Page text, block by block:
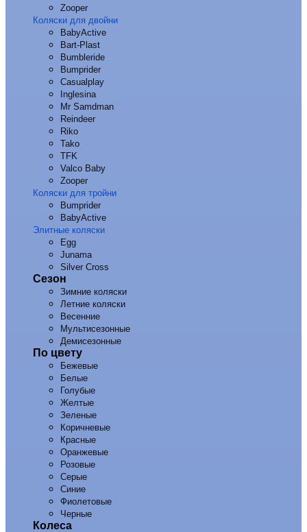
Zooper
Коляски для двойни
BabyActive
Bart-Plast
Bumbleride
Bumprider
Casualplay
Inglesina
Mr Samdman
Reindeer
Riko
Tako
TFK
Valco Baby
Zooper
Коляски для тройни
Bumprider
BabyActive
Элитные коляски
Egg
Junama
Silver Cross
Сезон
Зимние коляски
Летние коляски
Весенние
Мультисезонные
Демисезонные
По цвету
Бежевые
Белые
Голубые
Желтые
Зеленые
Коричневые
Красные
Оранжевые
Розовые
Серые
Синие
Фиолетовые
Черные
Колеса